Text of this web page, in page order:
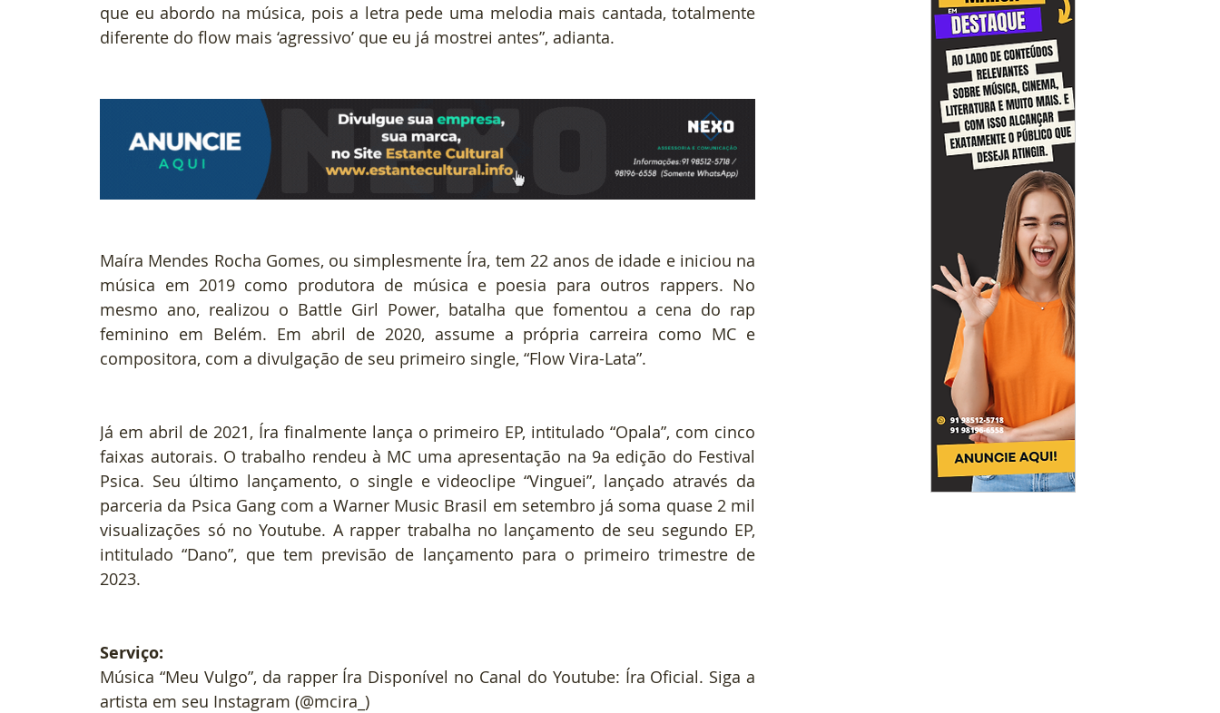
que eu abordo na música, pois a letra pede uma melodia mais cantada, totalmente
diferente do flow mais ‘agressivo’ que eu já mostrei antes”, adianta.
Maíra Mendes Rocha Gomes, ou simplesmente Íra, tem 22 anos de idade e iniciou na
música em 2019 como produtora de música e poesia para outros rappers. No
mesmo ano, realizou o Battle Girl Power, batalha que fomentou a cena do rap
feminino em Belém. Em abril de 2020, assume a própria carreira como MC e
compositora, com a divulgação de seu primeiro single, “Flow Vira-Lata”.
Já em abril de 2021, Íra finalmente lança o primeiro EP, intitulado “Opala”, com cinco
faixas autorais. O trabalho rendeu à MC uma apresentação na 9a edição do Festival
Psica. Seu último lançamento, o single e videoclipe “Vinguei”, lançado através da
parceria da Psica Gang com a Warner Music Brasil em setembro já soma quase 2 mil
visualizações só no Youtube. A rapper trabalha no lançamento de seu segundo EP,
intitulado “Dano”, que tem previsão de lançamento para o primeiro trimestre de
2023.
Serviço:
Música “Meu Vulgo”, da rapper Íra Disponível no Canal do Youtube: Íra Oficial. Siga a
artista em seu Instagram (@mcira_)